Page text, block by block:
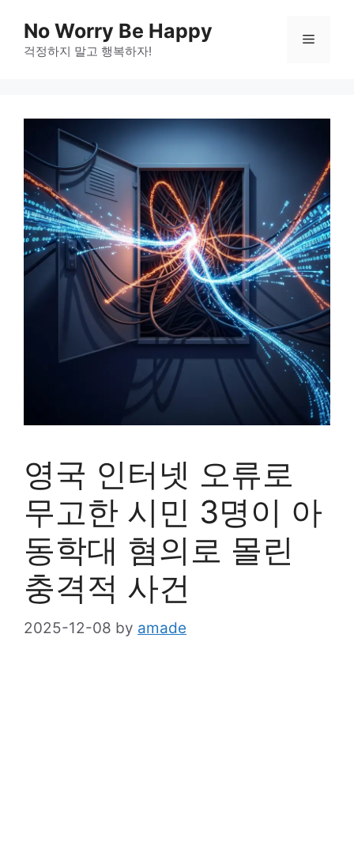
content
No Worry Be Happy
걱정하지 말고 행복하자!
Menu
영국 인터넷 오류로
무고한 시민 3명이 아
동학대 혐의로 몰린
충격적 사건
2025-12-08 by amade